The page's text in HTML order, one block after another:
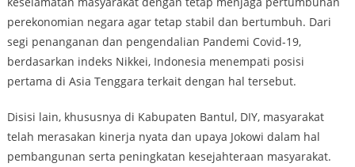
perekonomian negara agar tetap stabil dan bertumbuh. Dari
segi penanganan dan pengendalian Pandemi Covid-19,
berdasarkan indeks Nikkei, Indonesia menempati posisi
pertama di Asia Tenggara terkait dengan hal tersebut.
Disisi lain, khususnya di Kabupaten Bantul, DIY, masyarakat
telah merasakan kinerja nyata dan upaya Jokowi dalam hal
pembangunan serta peningkatan kesejahteraan masyarakat.